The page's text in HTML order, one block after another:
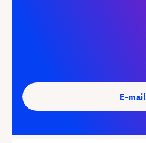
E-mail